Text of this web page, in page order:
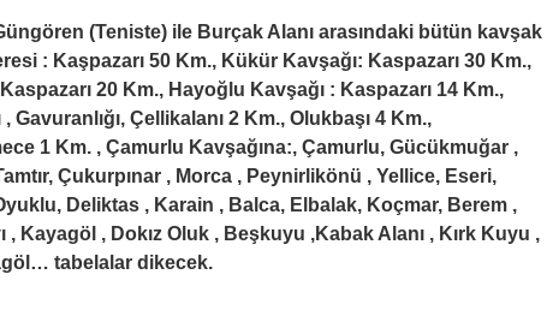
(Teniste) ile Burçak Alanı arasındaki bütün kavşak
: Kaşpazarı 50 Km., Kükür Kavşağı: Kaspazarı 30 Km.,
20 Km., Hayoğlu Kavşağı : Kaspazarı 14 Km.,
Gavuranlığı, Çellikalanı 2 Km., Olukbaşı 4 Km.,
1 Km. , Çamurlu Kavşağına:, Çamurlu, Gücükmuğar ,
Çukurpınar , Morca , Peynirlikönü , Yellice, Eseri,
Deliktas , Karain , Balca, Elbalak, Koçmar, Berem ,
, Kayagöl , Dokız Oluk , Beşkuyu ,Kabak Alanı , Kırk Kuyu ,
tabelalar dikecek.